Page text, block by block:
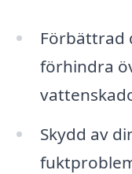
Förbättrad
förhindra
Skydd av